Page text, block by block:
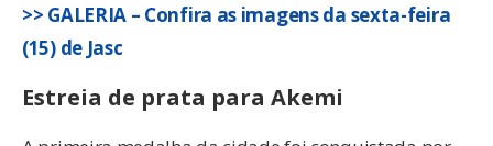
>> GALERIA – Confira as imagens da sexta-feira
(15) de Jasc
Estreia de prata para Akemi